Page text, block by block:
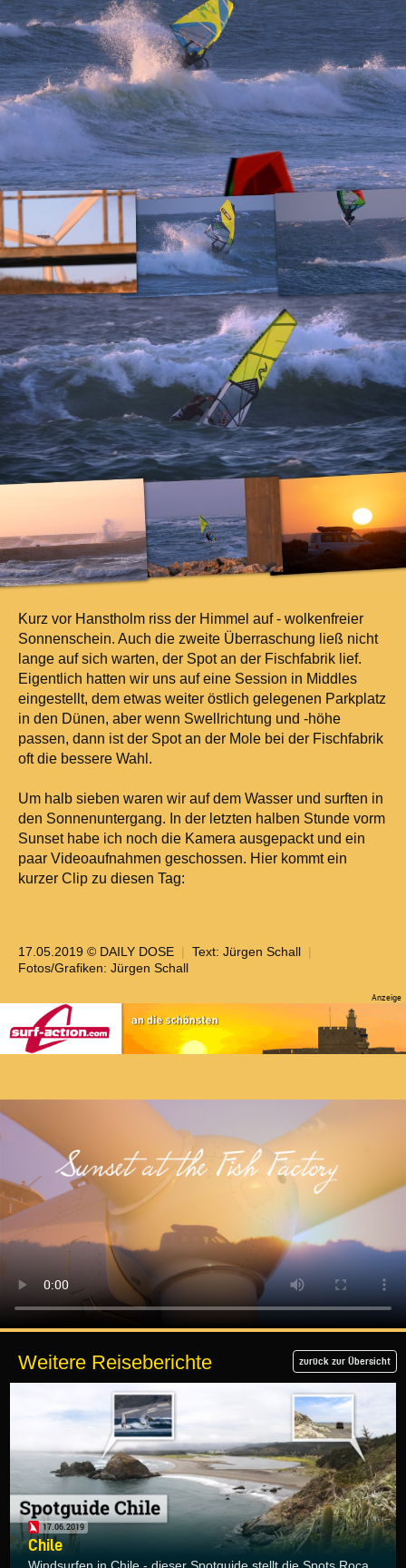
Kurz vor Hanstholm riss der Himmel auf - wolkenfreier
Sonnenschein. Auch die zweite Überraschung ließ nicht
lange auf sich warten, der Spot an der Fischfabrik lief.
Eigentlich hatten wir uns auf eine Session in Middles
eingestellt, dem etwas weiter östlich gelegenen Parkplatz
in den Dünen, aber wenn Swellrichtung und -höhe
passen, dann ist der Spot an der Mole bei der Fischfabrik
oft die bessere Wahl.
Um halb sieben waren wir auf dem Wasser und surften in
den Sonnenuntergang. In der letzten halben Stunde vorm
Sunset habe ich noch die Kamera ausgepackt und ein
paar Videoaufnahmen geschossen. Hier kommt ein
kurzer Clip zu diesen Tag:
17.05.2019 © DAILY DOSE | Text: Jürgen Schall |
Fotos/Grafiken: Jürgen Schall
Weitere Reiseberichte zurück zur Übersicht
17.06.2019
Chile